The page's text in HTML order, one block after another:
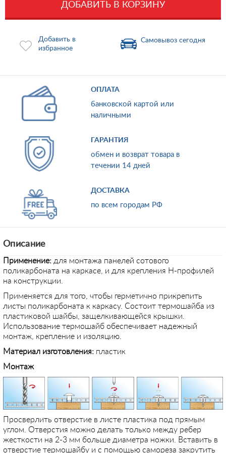
ДОБАВИТЬ В КОРЗИНУ
Добавить в
избранное
Самовывоз сегодня
ОПЛАТА
банковской картой или
наличными
ГАРАНТИЯ
обмен и возврат товара в
течении 14 дней
ДОСТАВКА
по всем городам РФ
Описание
Применение: для монтажа панелей сотового
поликарбоната на каркасе, и для крепления Н-профилей
на конструкции.
Применяется для того, чтобы герметично прикрепить
листы поликарбоната к каркасу. Состоит термошайба из
пластиковой шайбы, защелкивающейся крышки.
Использование термошайб обеспечивает надежный
монтаж, крепление и изоляцию.
Материал изготовления: пластик
Монтаж
Просверлить отверстие в листе пластика под прямым
углом. Отверстия можно делать только между ребер
жесткости на 2-3 мм больше диаметра ножки. Вставить в
отверстие термошайбу и с помощью самореза закрутить